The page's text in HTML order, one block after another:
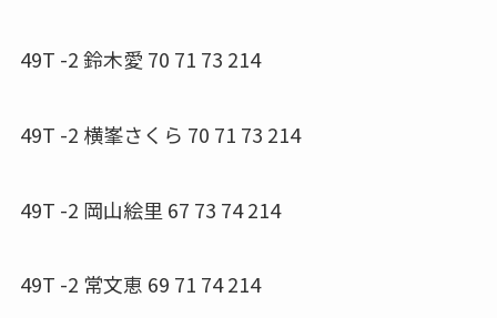
49T -2 鈴木愛 70 71 73 214
49T -2 横峯さくら 70 71 73 214
49T -2 岡山絵里 67 73 74 214
49T -2 常文恵 69 71 74 214